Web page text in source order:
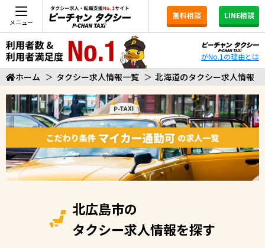
メニュー
無料相談 LINE相談
がNo.1の理由とは
ホーム ＞ タクシー求人情報一覧 ＞ 北海道のタクシー求人情報
北広島市の
タクシー求人情報を探す